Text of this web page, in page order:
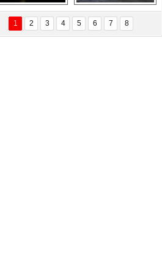
ÖZYANIK
Değişti?
Delta uçağına
yıldırım çarptı
Ford Focus RS
(2015)
1 2 3 4 5 6 7 8